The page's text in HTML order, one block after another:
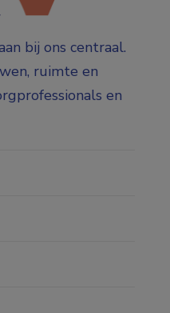
bij ons centraal.
ruimte en
en